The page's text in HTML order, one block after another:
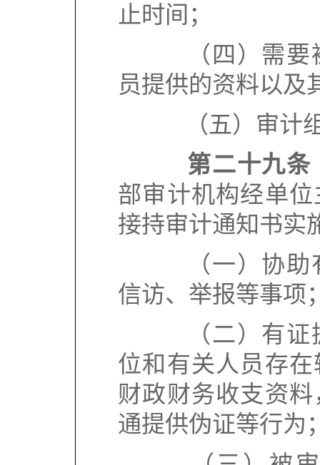
止时间；
（四）需要
员提供的资料以及
（五）审计组
第二十九条
部审计机构经单
接持审计通知书实
（一）协助
信访、举报等事项
（二）有证
位和有关人员存
财政财务收支资
通提供伪证等行为